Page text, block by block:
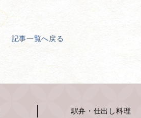
記事一覧へ戻る
駅弁・仕出し料理